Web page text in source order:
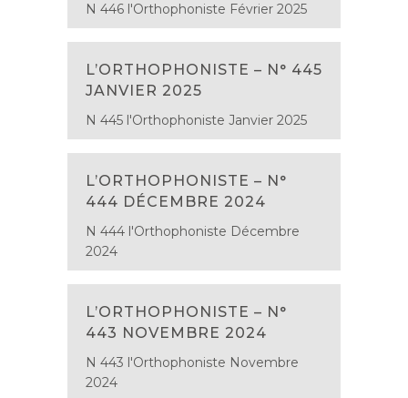
N 446 l'Orthophoniste Février 2025
L’ORTHOPHONISTE – N° 445
JANVIER 2025
N 445 l'Orthophoniste Janvier 2025
L’ORTHOPHONISTE – N°
444 DÉCEMBRE 2024
N 444 l'Orthophoniste Décembre
2024
L’ORTHOPHONISTE – N°
443 NOVEMBRE 2024
N 443 l'Orthophoniste Novembre
2024